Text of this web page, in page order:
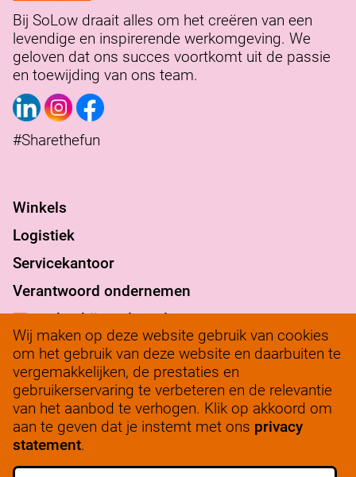
Bij SoLow draait alles om het creëren van een
levendige en inspirerende werkomgeving. We
geloven dat ons succes voortkomt uit de passie
en toewijding van ons team.
#Sharethefun
Winkels
Logistiek
Servicekantoor
Verantwoord ondernemen
werkenbij@solow.nl
+ 31 345 62 14 32
Bedrijfsleidersportaal
Wij maken op deze website gebruik van cookies
om het gebruik van deze website en daarbuiten te
vergemakkelijken, de prestaties en
gebruikerservaring te verbeteren en de relevantie
van het aanbod te verhogen. Klik op akkoord om
aan te geven dat je instemt met ons privacy
statement.